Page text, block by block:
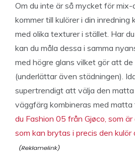
Om du inte är så mycket för
kommer till kulörer i din inredning
med olika texturer i stället. Har
kan du måla dessa i samma
med högre glans vilket gör att
(underlättar även städningen).
supertrendigt att välja den
väggfärg kombineras med matta
du Fashion 05 från Gjøco, som
som kan brytas i precis den kulör